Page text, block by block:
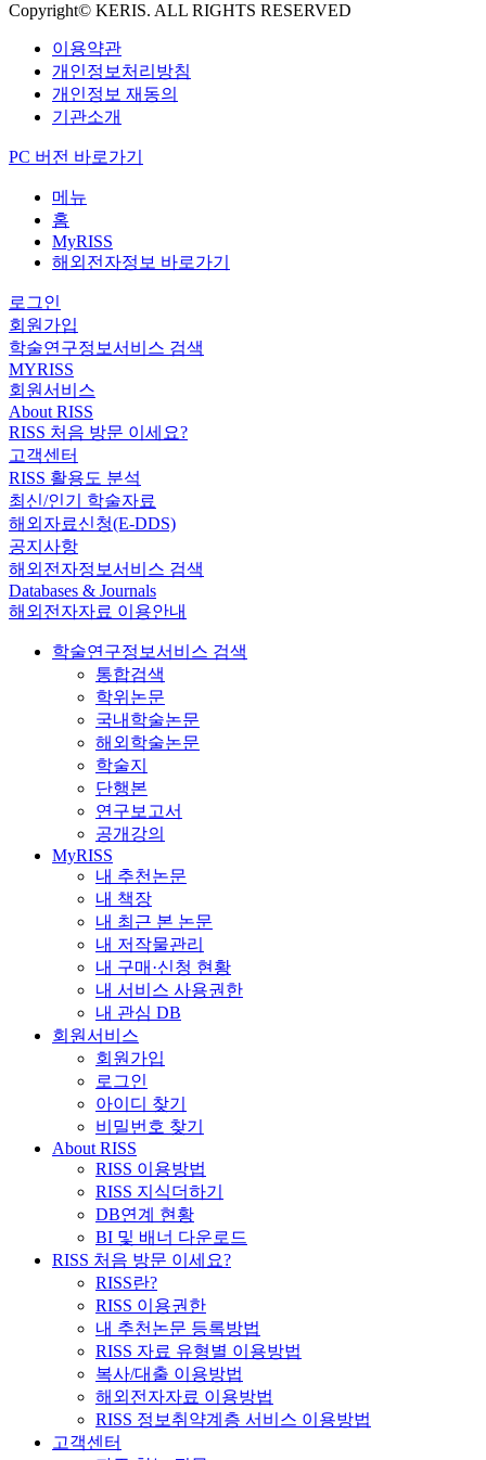
Copyright© KERIS. ALL RIGHTS RESERVED
이용약관
개인정보처리방침
개인정보 재동의
기관소개
PC 버전 바로가기
메뉴
홈
MyRISS
해외전자정보 바로가기
로그인
회원가입
학술연구정보서비스 검색
MYRISS
회원서비스
About RISS
RISS 처음 방문 이세요?
고객센터
RISS 활용도 분석
최신/인기 학술자료
해외자료신청(E-DDS)
공지사항
해외전자정보서비스 검색
Databases & Journals
해외전자자료 이용안내
학술연구정보서비스 검색
통합검색
학위논문
국내학술논문
해외학술논문
학술지
단행본
연구보고서
공개강의
MyRISS
내 추천논문
내 책장
내 최근 본 논문
내 저작물관리
내 구매·신청 현황
내 서비스 사용권한
내 관심 DB
회원서비스
회원가입
로그인
아이디 찾기
비밀번호 찾기
About RISS
RISS 이용방법
RISS 지식더하기
DB연계 현황
BI 및 배너 다운로드
RISS 처음 방문 이세요?
RISS란?
RISS 이용권한
내 추천논문 등록방법
RISS 자료 유형별 이용방법
복사/대출 이용방법
해외전자자료 이용방법
RISS 정보취약계층 서비스 이용방법
고객센터